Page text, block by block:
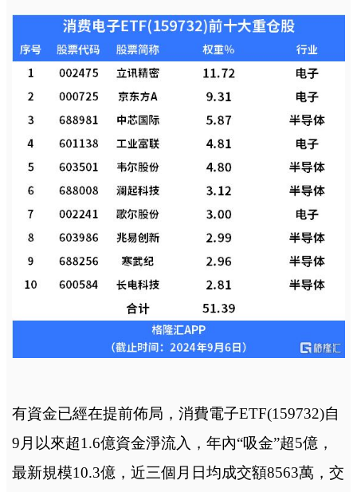
有資金已經在提前佈局，消費電子ETF(159732)自
9月以來超1.6億資金淨流入，年內“吸金”超5億，
最新規模10.3億，近三個月日均成交額8563萬，交